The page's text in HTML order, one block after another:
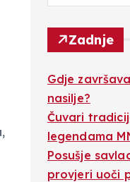
Zadnje
Gdje
nasilje?
Čuvari
legendama
Posušje
provjeri uoči